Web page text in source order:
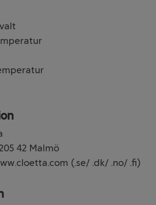
42 Malmö
(.se/ .dk/ .no/ .fi)